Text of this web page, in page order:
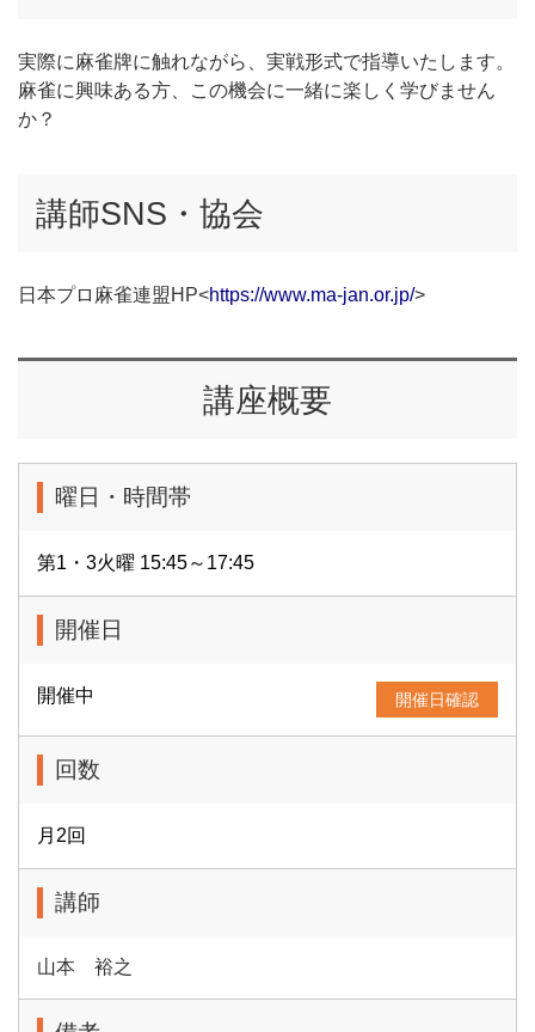
実際に麻雀牌に触れながら、実戦形式で指導いたします。
麻雀に興味ある方、この機会に一緒に楽しく学びません
か？
講師SNS・協会
日本プロ麻雀連盟HP<https://www.ma-jan.or.jp/>
講座概要
曜日・時間帯
第1・3火曜 15:45～17:45
開催日
開催中 開催日確認
回数
月2回
講師
山本 裕之